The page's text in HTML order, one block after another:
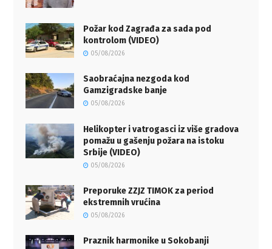
Požar kod Zagrađa za sada pod
kontrolom (VIDEO)
05/08/2026
Saobraćajna nezgoda kod
Gamzigradske banje
05/08/2026
Helikopter i vatrogasci iz više gradova
pomažu u gašenju požara na istoku
Srbije (VIDEO)
05/08/2026
Preporuke ZZJZ TIMOK za period
ekstremnih vrućina
05/08/2026
Praznik harmonike u Sokobanji